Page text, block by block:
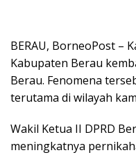
BERAU, BorneoPost –
Kabupaten Berau
Berau. Fenomena
terutama di wilayah
Wakil Ketua II DPRD
meningkatnya